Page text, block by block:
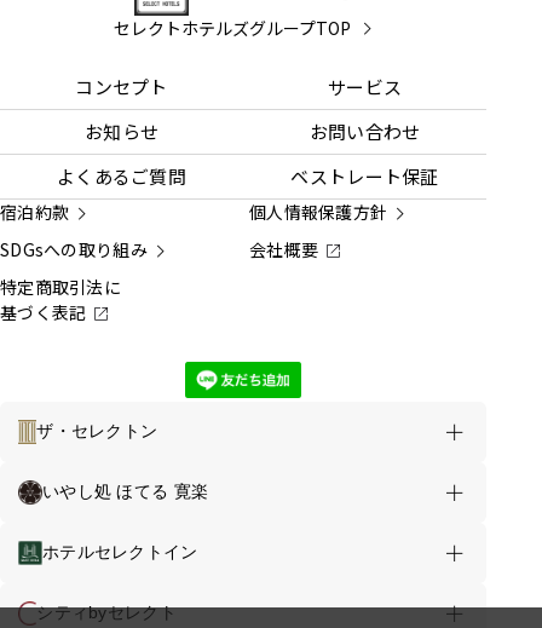
ホテルのご案内
セレクトホテルズグループTOP
コンセプト
サービス
お知らせ
お問い合わせ
よくあるご質問
ベストレート保証
宿泊約款
個人情報保護方針
SDGsへの取り組み
会社概要
特定商取引法に
基づく表記
ザ・セレクトン
いやし処 ほてる 寛楽
ホテルセレクトイン
シティbyセレクト